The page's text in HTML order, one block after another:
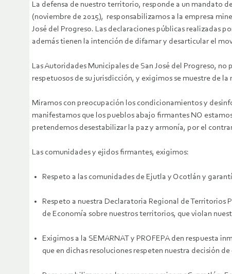
La defensa de nuestro territorio, responde a un mandato
(noviembre de 2015), responsabilizamos a la empresa
José del Progreso. Las declaraciones públicas realizadas
además tienen la intención de difamar y desarticular el
Las Autoridades Municipales de San José del Progreso,
respetuosos de su jurisdicción, y exigimos se muestre de la
Miramos con preocupación los condicionamientos y
manifestamos que los pueblos abajo firmantes NO
pretendemos desestabilizar la paz y armonía, por el
Las comunidades y ejidos firmantes, exigimos:
Respeto a las comunidades de Ejutla y Ocotlán y
Respeto a nuestra Declaratoria Regional de Territorios
de Economía sobre nuestros territorios, que violan
Exigimos a la SEMARNAT y PROFEPA den respuesta
que en dichas resoluciones respeten nuestra decisión